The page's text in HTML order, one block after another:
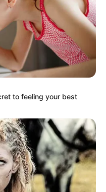
secret to feeling your
to feeling your best